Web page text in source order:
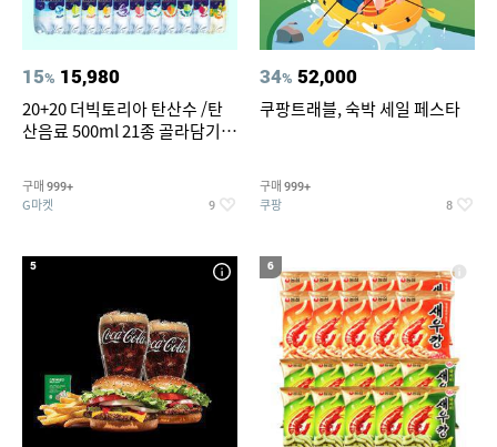
15% 15,980
20+20 더빅토리아 탄산수 /탄
산음료 500ml 21종 골라담기
구매 999+
G마켓 9
34% 52,000
쿠팡트래블, 숙박 세일 페스타
구매 999+
쿠팡 8
5 6